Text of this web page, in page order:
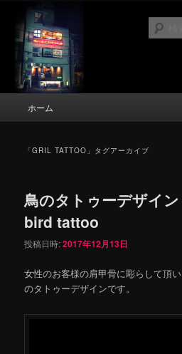
ン
ツ
東京 タトゥースタ
Bunny Tattoo タト
トゥー画像
タトゥーデザイン・画像の紹介（和彫り
ホーム
「GRIL TATTOO 」タグアーカイブ
鳥のタトゥーデザイ
bird tattoo
投稿日時:2017年12月13日
女性のお客様の肩甲骨に彫らして頂
のタトゥーデザインです。